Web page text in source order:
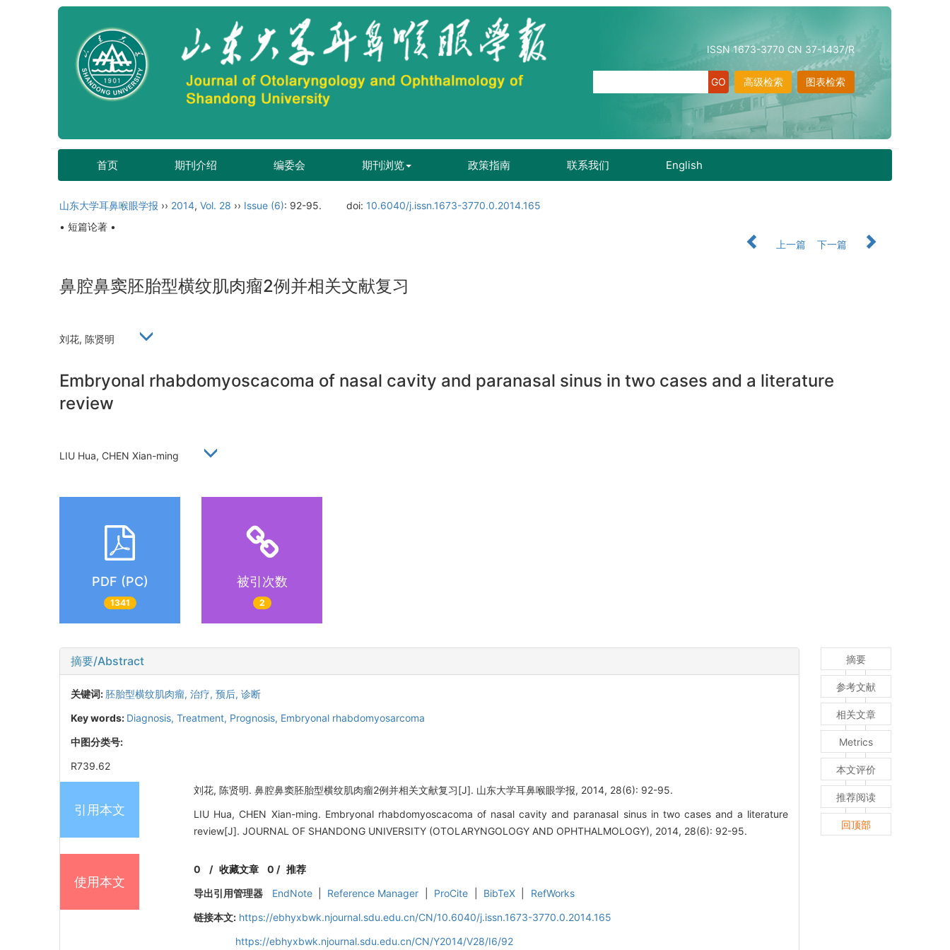
ISSN 1673-3770 CN 37-1437/R
图表检索
高级检索
首页 期刊介绍 编委会 期刊浏览 政策指南 联系我们 English
山东大学耳鼻喉眼学报 ›› 2014, Vol. 28 ›› Issue (6): 92-95. doi: 10.6040/j.issn.1673-3770.0.2014.165
• 短篇论著 •
上一篇
下一篇
鼻腔鼻窦胚胎型横纹肌肉瘤2例并相关文献复习
刘花, 陈贤明
Embryonal rhabdomyoscacoma of nasal cavity and paranasal sinus in two cases and a literature
review
LIU Hua, CHEN Xian-ming
PDF (PC)
1341
被引次数
2
摘要/Abstract
关键词: 胚胎型横纹肌肉瘤, 治疗, 预后, 诊断
Key words: Diagnosis, Treatment, Prognosis, Embryonal rhabdomyosarcoma
中图分类号:
R739.62
引用本文
刘花, 陈贤明. 鼻腔鼻窦胚胎型横纹肌肉瘤2例并相关文献复习[J]. 山东大学耳鼻喉眼学报, 2014, 28(6): 92-95.
LIU Hua, CHEN Xian-ming. Embryonal rhabdomyoscacoma of nasal cavity and paranasal sinus in two cases and a literature
review[J]. JOURNAL OF SHANDONG UNIVERSITY (OTOLARYNGOLOGY AND OPHTHALMOLOGY), 2014, 28(6): 92-95.
使用本文
0 /收藏文章 0 / 推荐
导出引用管理器
EndNote Reference Manager ProCite BibTeX
RefWorks
链接本文: https://ebhyxbwk.njournal.sdu.edu.cn/CN/10.6040/j.issn.1673-3770.0.2014.165
https://ebhyxbwk.njournal.sdu.edu.cn/CN/Y2014/V28/I6/92
摘要
参考文献
相关文章
Metrics
本文评价
推荐阅读
回顶部